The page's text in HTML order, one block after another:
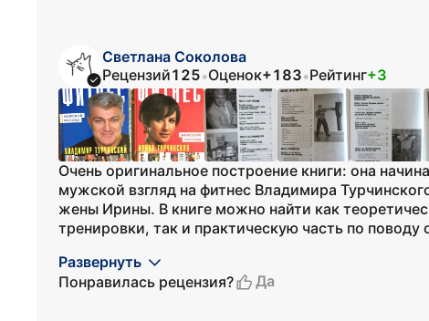
Светлана Соколова
Рецензий125•Оценок+183•Рейтинг+3
Очень оригинальное построение книги: она
мужской взгляд на фитнес Владимира
жены Ирины. В книге можно найти как
тренировки, так и практическую часть по поводу
Развернуть
Понравилась рецензия?
Да